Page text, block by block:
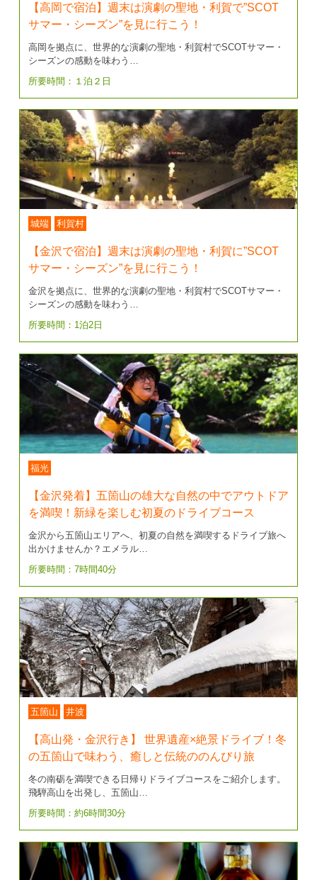
【高岡で宿泊】週末は演劇の聖地・利賀で”SCOT
サマー・シーズン”を見に行こう！
高岡を拠点に、世界的な演劇の聖地・利賀村でSCOTサマー・
シーズンの感動を味わう…
所要時間：１泊２日
城端 利賀村
【金沢で宿泊】週末は演劇の聖地・利賀に”SCOT
サマー・シーズン”を見に行こう！
金沢を拠点に、世界的な演劇の聖地・利賀村でSCOTサマー・
シーズンの感動を味わう…
所要時間：1泊2日
福光
【金沢発着】五箇山の雄大な自然の中でアウトドア
を満喫！新緑を楽しむ初夏のドライブコース
金沢から五箇山エリアへ、初夏の自然を満喫するドライブ旅へ
出かけませんか？エメラル…
所要時間：7時間40分
五箇山 井波
【高山発・金沢行き】 世界遺産×絶景ドライブ！冬
の五箇山で味わう、癒しと伝統ののんびり旅
冬の南砺を満喫できる日帰りドライブコースをご紹介します。
飛騨高山を出発し、五箇山…
所要時間：約6時間30分